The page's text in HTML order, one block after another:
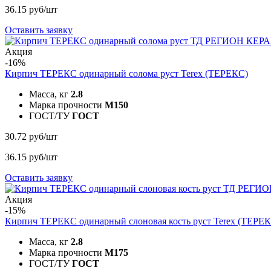
36.15 руб/шт
Оставить заявку
Акция
-16%
Кирпич ТЕРЕКС одинарный солома руст Terex (ТЕРЕКС)
Масса, кг 2.8
Марка прочности M150
ГОСТ/ТУ ГОСТ
30.72 руб/шт
36.15 руб/шт
Оставить заявку
Акция
-15%
Кирпич ТЕРЕКС одинарный слоновая кость руст Terex
Масса, кг 2.8
Марка прочности M175
ГОСТ/ТУ ГОСТ